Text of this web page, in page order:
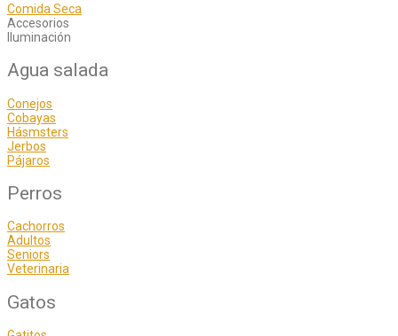
Comida Seca
Accesorios
Iluminación
Agua salada
Conejos
Cobayas
Hásmsters
Jerbos
Pájaros
Perros
Cachorros
Adultos
Seniors
Veterinaria
Gatos